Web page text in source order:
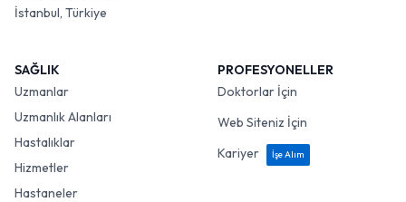
İstanbul, Türkiye
SAĞLIK
Uzmanlar
Uzmanlık Alanları
Hastalıklar
Hizmetler
Hastaneler
PROFESYONELLER
Doktorlar İçin
Web Siteniz İçin
Kariyer
İşe Alım